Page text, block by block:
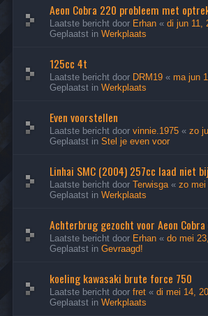
Aeon Cobra 220 probleem met
Laatste bericht door Erhan « di jun 11,
Geplaatst in Werkplaats
125cc 4t
Laatste bericht door DRM19 « ma jun
Geplaatst in Werkplaats
Even voorstellen
Laatste bericht door vinnie.1975 « zo
Geplaatst in Stel je even voor
Linhai SMC (2004) 257cc laad niet
Laatste bericht door Terwisga « zo mei
Geplaatst in Werkplaats
Achterbrug gezocht voor Aeon
Laatste bericht door Erhan « do mei
Geplaatst in Gevraagd!
koeling kawasaki brute force 750
Laatste bericht door fret « di mei 14,
Geplaatst in Werkplaats